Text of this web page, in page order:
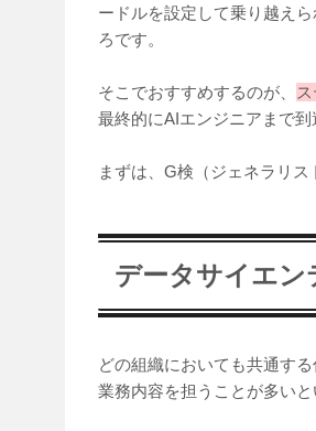
ードルを設定して乗り越え
ろです。
そこでおすすめするのが、
最終的にAIエンジニアまで到
まずは、G検（ジェネラリ
データサイエン
どの組織においても共通す
業務内容を担うことが多いと